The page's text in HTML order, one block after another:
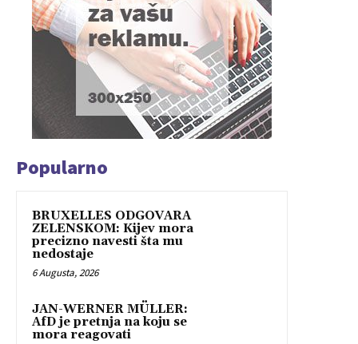
Popularno
BRUXELLES ODGOVARA
ZELENSKOM: Kijev mora
precizno navesti šta mu
nedostaje
6 Augusta, 2026
JAN-WERNER MÜLLER:
AfD je pretnja na koju se
mora reagovati